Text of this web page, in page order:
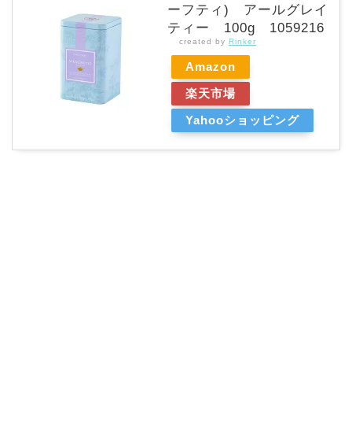
ーフティ) アールグレイ
ティー 100g 1059216
created by Rinker
Amazon
楽天市場
Yahooショッピング